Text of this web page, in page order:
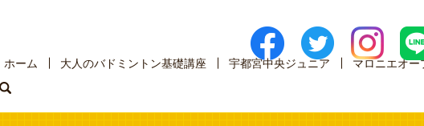
ホーム 大人のバドミントン基礎講座 宇都宮中央ジュニア マロニエオー